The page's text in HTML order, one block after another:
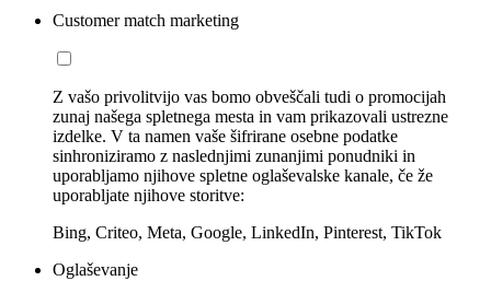
Customer match marketing
Z vašo privolitvijo vas bomo obveščali tudi o promocijah
zunaj našega spletnega mesta in vam prikazovali ustrezne
izdelke. V ta namen vaše šifrirane osebne podatke
sinhroniziramo z naslednjimi zunanjimi ponudniki in
uporabljamo njihove spletne oglaševalske kanale, če že
uporabljate njihove storitve:
Bing, Criteo, Meta, Google, LinkedIn, Pinterest, TikTok
Oglaševanje